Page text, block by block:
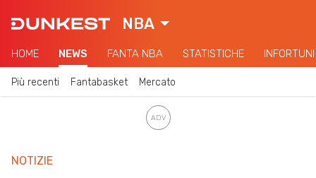
NBA
HOME NEWS FANTA NBA STATISTICHE INFORTUNI
Più recenti Fantabasket Mercato
NOTIZIE